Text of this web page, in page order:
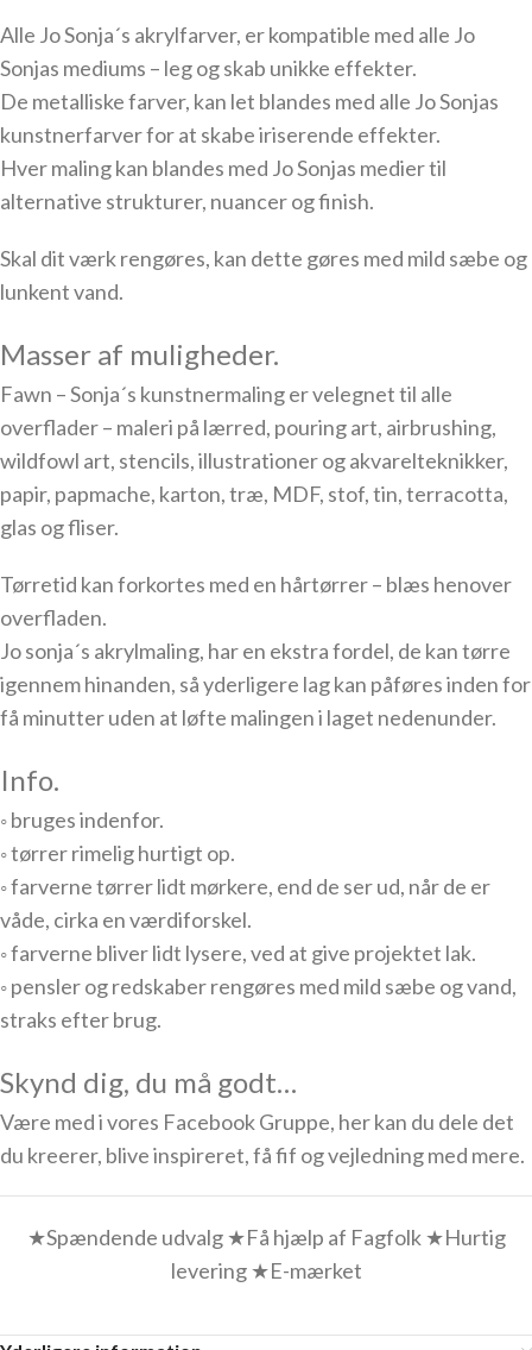
Alle Jo Sonja´s akrylfarver, er kompatible med alle Jo
Sonjas mediums – leg og skab unikke effekter.
De metalliske farver, kan let blandes med alle Jo Sonjas
kunstnerfarver for at skabe iriserende effekter.
Hver maling kan blandes med Jo Sonjas medier til
alternative strukturer, nuancer og finish.
Skal dit værk rengøres, kan dette gøres med mild sæbe og
lunkent vand.
Masser af muligheder.
Fawn – Sonja´s kunstnermaling er velegnet til alle
overflader – maleri på lærred, pouring art, airbrushing,
wildfowl art, stencils, illustrationer og akvarelteknikker,
papir, papmache, karton, træ, MDF, stof, tin, terracotta,
glas og fliser.
Tørretid kan forkortes med en hårtørrer – blæs henover
overfladen.
Jo sonja´s akrylmaling, har en ekstra fordel, de kan tørre
igennem hinanden, så yderligere lag kan påføres inden for
få minutter uden at løfte malingen i laget nedenunder.
Info.
◦ bruges indenfor.
◦ tørrer rimelig hurtigt op.
◦ farverne tørrer lidt mørkere, end de ser ud, når de er
våde, cirka en værdiforskel.
◦ farverne bliver lidt lysere, ved at give projektet lak.
◦ pensler og redskaber rengøres med mild sæbe og vand,
straks efter brug.
Skynd dig, du må godt…
Være med i vores Facebook Gruppe, her kan du dele det
du kreerer, blive inspireret, få fif og vejledning med mere.
★Spændende udvalg ★Få hjælp af Fagfolk ★Hurtig
levering ★E-mærket